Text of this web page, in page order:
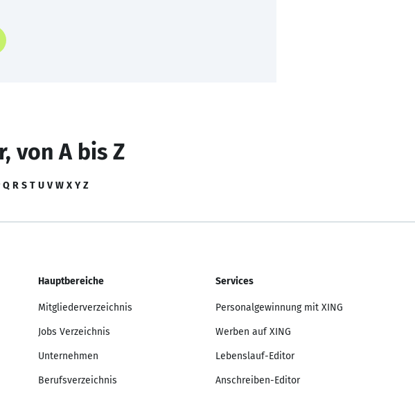
von A bis Z
Q R S T U V W X Y Z
Hauptbereiche
Mitgliederverzeichnis
Jobs Verzeichnis
Unternehmen
Berufsverzeichnis
Services
Personalgewinnung mit XING
Werben auf XING
Lebenslauf-Editor
Anschreiben-Editor